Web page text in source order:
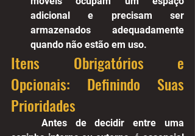
adicional e precisam ser
armazenados adequadamente
quando não estão em uso.
Itens Obrigatórios e
Opcionais: Definindo Suas
Prioridades